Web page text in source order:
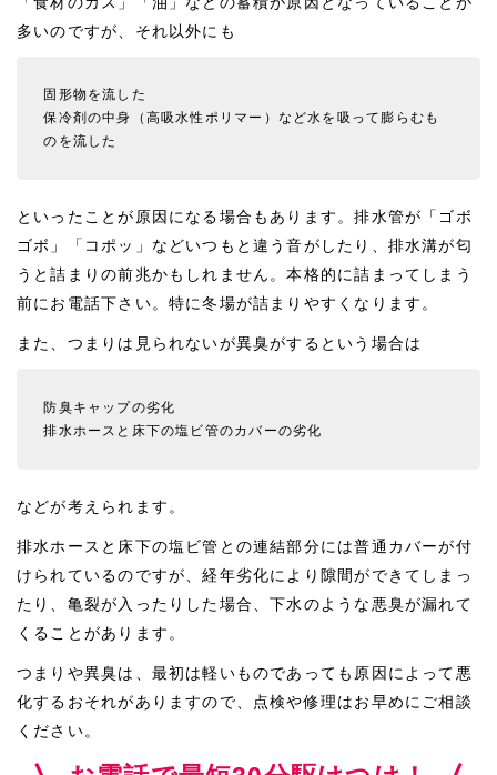
多いのですが、それ以外にも
固形物を流した
保冷剤の中身（高吸水性ポリマー）など水を吸って膨らむも
のを流した
といったことが原因になる場合もあります。排水管が「ゴボ
ゴボ」「コポッ」などいつもと違う音がしたり、排水溝が匂
うと詰まりの前兆かもしれません。本格的に詰まってしまう
前にお電話下さい。特に冬場が詰まりやすくなります。
また、つまりは見られないが異臭がするという場合は
防臭キャップの劣化
排水ホースと床下の塩ビ管のカバーの劣化
などが考えられます。
排水ホースと床下の塩ビ管との連結部分には普通カバーが付
けられているのですが、経年劣化により隙間ができてしまっ
たり、亀裂が入ったりした場合、下水のような悪臭が漏れて
くることがあります。
つまりや異臭は、最初は軽いものであっても原因によって悪
化するおそれがありますので、点検や修理はお早めにご相談
ください。